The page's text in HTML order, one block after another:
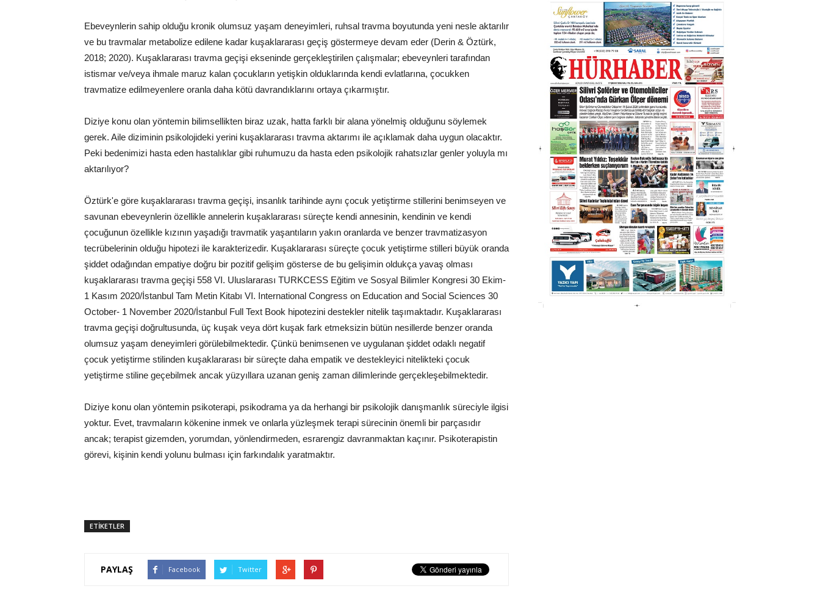
Ebeveynlerin sahip olduğu kronik olumsuz yaşam deneyimleri, ruhsal travma boyutunda yeni nesle aktarılır
ve bu travmalar metabolize edilene kadar kuşaklararası geçiş göstermeye devam eder (Derin & Öztürk,
2018; 2020). Kuşaklararası travma geçişi ekseninde gerçekleştirilen çalışmalar; ebeveynleri tarafından
istismar ve/veya ihmale maruz kalan çocukların yetişkin olduklarında kendi evlatlarına, çocukken
travmatize edilmeyenlere oranla daha kötü davrandıklarını ortaya çıkarmıştır.
Diziye konu olan yöntemin bilimsellikten biraz uzak, hatta farklı bir alana yönelmiş olduğunu söylemek
gerek. Aile diziminin psikolojideki yerini kuşaklararası travma aktarımı ile açıklamak daha uygun olacaktır.
Peki bedenimizi hasta eden hastalıklar gibi ruhumuzu da hasta eden psikolojik rahatsızlar genler yoluyla mı
aktarılıyor?
Öztürk'e göre kuşaklararası travma geçişi, insanlık tarihinde aynı çocuk yetiştirme stillerini benimseyen ve
savunan ebeveynlerin özellikle annelerin kuşaklararası süreçte kendi annesinin, kendinin ve kendi
çocuğunun özellikle kızının yaşadığı travmatik yaşantıların yakın oranlarda ve benzer travmatizasyon
tecrübelerinin olduğu hipotezi ile karakterizedir. Kuşaklararası süreçte çocuk yetiştirme stilleri büyük oranda
şiddet odağından empatiye doğru bir pozitif gelişim gösterse de bu gelişimin oldukça yavaş olması
kuşaklararası travma geçişi 558 VI. Uluslararası TURKCESS Eğitim ve Sosyal Bilimler Kongresi 30 Ekim-
1 Kasım 2020/İstanbul Tam Metin Kitabı VI. International Congress on Education and Social Sciences 30
October- 1 November 2020/İstanbul Full Text Book hipotezini destekler nitelik taşımaktadır. Kuşaklararası
travma geçişi doğrultusunda, üç kuşak veya dört kuşak fark etmeksizin bütün nesillerde benzer oranda
olumsuz yaşam deneyimleri görülebilmektedir. Çünkü benimsenen ve uygulanan şiddet odaklı negatif
çocuk yetiştirme stilinden kuşaklararası bir süreçte daha empatik ve destekleyici nitelikteki çocuk
yetiştirme stiline geçebilmek ancak yüzyıllara uzanan geniş zaman dilimlerinde gerçekleşebilmektedir.
Diziye konu olan yöntemin psikoterapi, psikodrama ya da herhangi bir psikolojik danışmanlık süreciyle ilgisi
yoktur. Evet, travmaların kökenine inmek ve onlarla yüzleşmek terapi sürecinin önemli bir parçasıdır
ancak; terapist gizemden, yorumdan, yönlendirmeden, esrarengiz davranmaktan kaçınır. Psikoterapistin
görevi, kişinin kendi yolunu bulması için farkındalık yaratmaktır.
ETİKETLER
PAYLAŞ Facebook Twitter